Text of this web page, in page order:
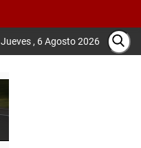
Jueves , 6 Agosto 2026